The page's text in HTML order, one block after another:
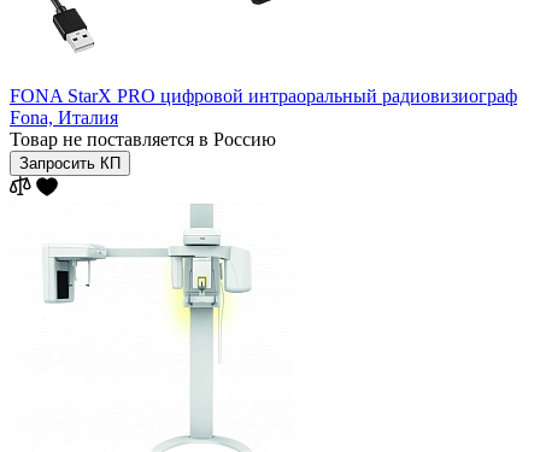
FONA StarX PRO цифровой интраоральный радиовизиограф
Fona, Италия
Товар не поставляется в Россию
Запросить КП